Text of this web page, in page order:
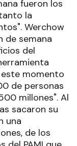
fueron los
la
Werchow
de semana
del
momento
de personas
millones". Al
sacaron su
una
de los